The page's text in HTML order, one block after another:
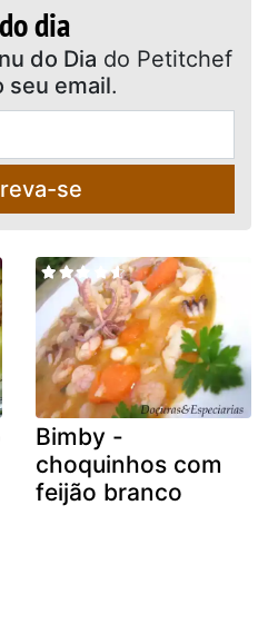
dia
do Dia do Petitchef
seu email.
se
Bimby -
choquinhos com
feijão branco